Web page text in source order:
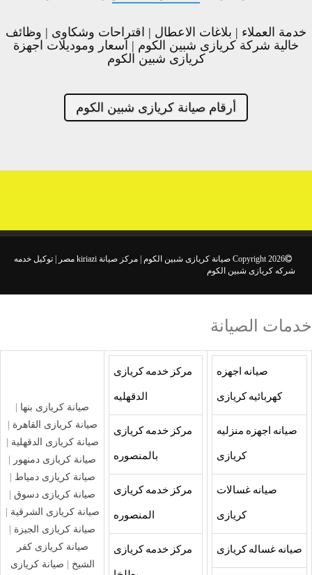
خدمة العملاء | بلاغات الاعطال | اقتراحات وشكاوى | وظائف
خالية شركة كريازى شبين الكوم | اسعار وموديلات اجهزة
كريازى شبين الكوم
أرقام صيانة كريازى شبين الكوم
Copyright 2026 صيانة كريازى شبين الكوم | مركز صيانة kiriazi مصر | توكيل خدمه
شركه كريازى شبين الكوم
خدمات الصيانة
صيانه اجهزه
كهربائيه كريازى
صيانه اجهزه منزليه
كريازى
صيانه غسالات
كريازى
صيانه غساله كريازى
مركز خدمه كريازى
الدقهليه
مركز خدمه كريازى
بالمنصوره
مركز خدمه كريازى
المنصوره
مركز خدمه كريازى
صيانة كريازى بنها
صيانة كريازى القاهرة
صيانة كريازى الدقهلية
صيانة كريازى دمنهور
صيانة كريازى دمياط
صيانة كريازى دسوق
صيانة كريازى الشرقية
صيانة كريازى الجيزة
صيانة كريازى كفر
الشيخ
صيانة كريازى